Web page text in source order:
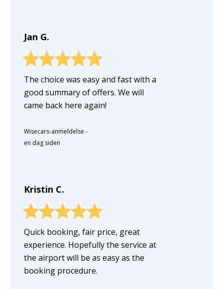
Jan G.
The choice was easy and fast with a
good summary of offers. We will
came back here again!
Wisecars-anmeldelse -
en dag siden
Kristin C.
Quick booking, fair price, great
experience. Hopefully the service at
the airport will be as easy as the
booking procedure.